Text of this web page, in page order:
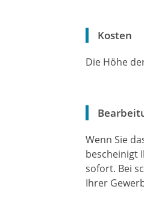
Kosten
Die Höhe
Wenn Sie
bescheinigt
sofort. Bei
Ihrer